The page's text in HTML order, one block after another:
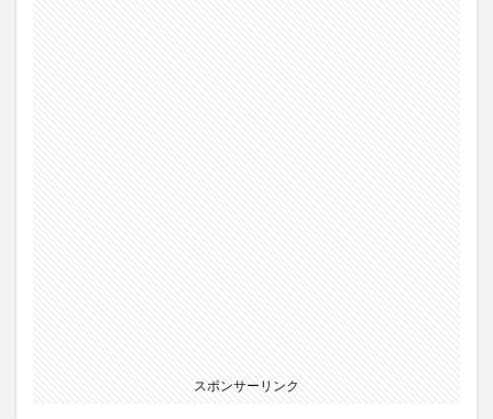
スポンサーリンク